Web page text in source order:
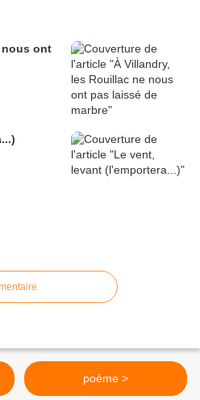
nous ont
poème >